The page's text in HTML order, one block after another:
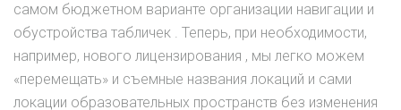
самом бюджетном варианте организации навигации и
обустройства табличек . Теперь, при необходимости,
например, нового лицензирования , мы легко можем
«перемещать» и съемные названия локаций и сами
локации образовательных пространств без изменения